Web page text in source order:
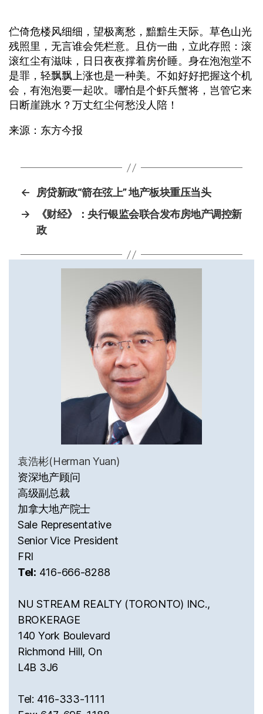
伫倚危楼风细细，望极离愁，黯黯生天际。草色山光
残照里，无言谁会凭栏意。且仿一曲，立此存照：滚
滚红尘有滋味，日日夜夜撑着房价睡。身在泡泡堂不
是罪，轻飘飘上涨也是一种美。不如好好把握这个机
会，有泡泡要一起吹。哪怕是个虾兵蟹将，岂管它来
日断崖跳水？万丈红尘何愁没人陪！
来源：东方今报
←
房贷新政“箭在弦上” 地产板块重压当头
→
《财经》：央行银监会联合发布房地产调控新
政
袁浩彬(Herman Yuan)
资深地产顾问
高级副总裁
加拿大地产院士
Sale Representative
Senior Vice President
FRI
Tel: 416-666-8288
NU STREAM REALTY (TORONTO) INC.,
BROKERAGE
140 York Boulevard
Richmond Hill, On
L4B 3J6
Tel: 416-333-1111